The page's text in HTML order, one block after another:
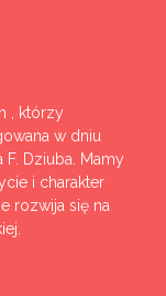
, którzy
w dniu
F. Dziuba. Mamy
i charakter
rozwija się na